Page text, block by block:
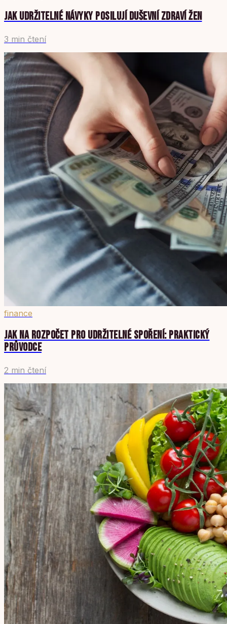
JAK UDRŽITELNÉ NÁVYKY POSILUJÍ DUŠEVNÍ ZDRAVÍ ŽEN
3 min čtení
finance
JAK NA ROZPOČET PRO UDRŽITELNÉ SPOŘENÍ: PRAKTICKÝ
PRŮVODCE
2 min čtení